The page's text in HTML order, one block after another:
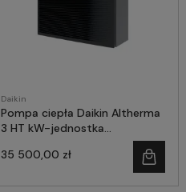
Daikin
Pompa ciepła Daikin Altherma
3 HT kW-jednostka
35 500,00 zł